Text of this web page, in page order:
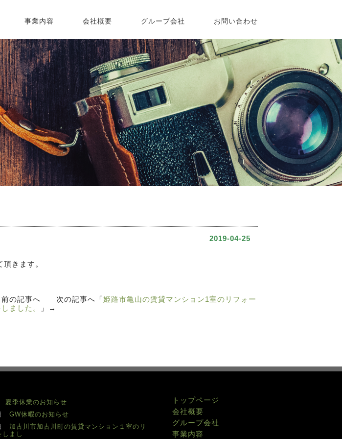
事業内容 会社概要 グループ会社 お問い合わせ
2019-04-25
きます。
前の記事へ 次の記事へ「姫路市亀山の賃貸マンション1室のリフォー
ました。
」→
夏季休業のお知らせ
GW休暇のお知らせ
加古川市加古川町の賃貸マンション１室のリ
しまし
トップページ
会社概要
グループ会社
事業内容